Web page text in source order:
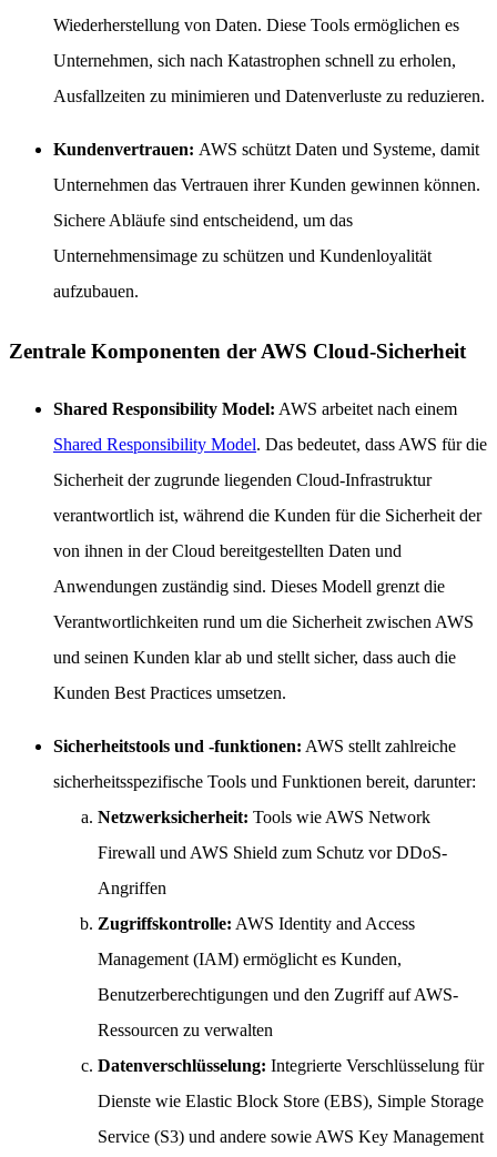
Wiederherstellung von Daten. Diese Tools ermöglichen es
Unternehmen, sich nach Katastrophen schnell zu erholen,
Ausfallzeiten zu minimieren und Datenverluste zu reduzieren.
Kundenvertrauen: AWS schützt Daten und Systeme, damit
Unternehmen das Vertrauen ihrer Kunden gewinnen können.
Sichere Abläufe sind entscheidend, um das
Unternehmensimage zu schützen und Kundenloyalität
aufzubauen.
Zentrale Komponenten der AWS Cloud-Sicherheit
Shared Responsibility Model: AWS arbeitet nach einem
Shared Responsibility Model. Das bedeutet, dass AWS für die
Sicherheit der zugrunde liegenden Cloud-Infrastruktur
verantwortlich ist, während die Kunden für die Sicherheit der
von ihnen in der Cloud bereitgestellten Daten und
Anwendungen zuständig sind. Dieses Modell grenzt die
Verantwortlichkeiten rund um die Sicherheit zwischen AWS
und seinen Kunden klar ab und stellt sicher, dass auch die
Kunden Best Practices umsetzen.
Sicherheitstools und -funktionen: AWS stellt zahlreiche
sicherheitsspezifische Tools und Funktionen bereit, darunter:
Netzwerksicherheit: Tools wie AWS Network
Firewall und AWS Shield zum Schutz vor DDoS-
Angriffen
Zugriffskontrolle: AWS Identity and Access
Management (IAM) ermöglicht es Kunden,
Benutzerberechtigungen und den Zugriff auf AWS-
Ressourcen zu verwalten
Datenverschlüsselung: Integrierte Verschlüsselung für
Dienste wie Elastic Block Store (EBS), Simple Storage
Service (S3) und andere sowie AWS Key Management